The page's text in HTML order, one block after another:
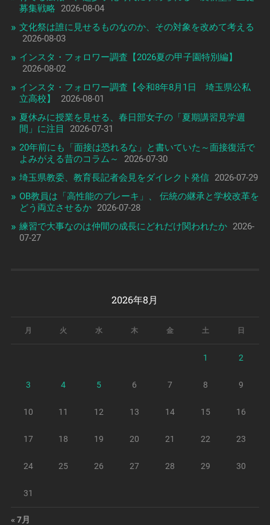
募集戦略
2026-08-04
文化祭は誰に見せるものなのか、その対象を改めて考える
2026-08-03
インスタ・フォロワー調査【2026夏の甲子園特別編】
2026-08-02
インスタ・フォロワー調査【令和8年8月1日 埼玉県公私
立高校】
2026-08-01
夏休みに授業を見せる、春日部女子の「夏期講習見学週
間」に注目
2026-07-31
20年前にも「面接は恐れるな」と書いていた～面接復活で
よみがえる昔のコラム～
2026-07-30
埼玉県教委、教育長記者会見をダイレクト発信 2026-07-29
OB教員は「高性能のブレーキ」、 伝統の継承と学校改革を
どう両立させるか 2026-07-28
練習で大事なのは仲間の成長にどれだけ関われたか 2026-
07-27
2026年8月
月 火 水 木 金 土 日
1 2
3 4 5 6 7 8 9
10 11 12 13 14 15 16
17 18 19 20 21 22 23
24 25 26 27 28 29 30
31
« 7月